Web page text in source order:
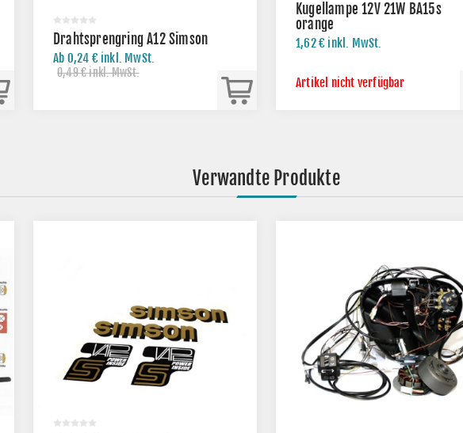
Drahtsprengring A12 Simson
Ab 0,24 € inkl. MwSt.
0,49 € inkl. MwSt.
Kugellampe 12V 21W BA15s
orange
1,62 € inkl. MwSt.
Artikel nicht verfügbar
Verwandte Produkte